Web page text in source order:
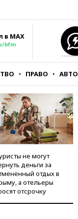
в MAX
bfm
ПРАВО АВТО
не могут
деньги за
отдых в
а отельеры
отсрочку